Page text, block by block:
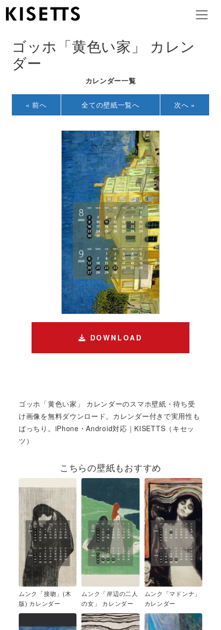
ゴッホ「黄色い家」 カレン
ダー
カレンダー一覧
« 前へ 全ての壁紙一覧へ 次へ »
DOWNLOAD
ゴッホ「黄色い家」 カレンダーのスマホ壁紙・待ち受
け画像を無料ダウンロード。カレンダー付きで実用性も
ばっちり。iPhone・Android対応｜KISETTS（キセッ
ツ）
こちらの壁紙もおすすめ
ムンク「接吻」(木
版) カレンダー
ムンク「岸辺の二人
の女」 カレンダー
ムンク「マドンナ」
カレンダー